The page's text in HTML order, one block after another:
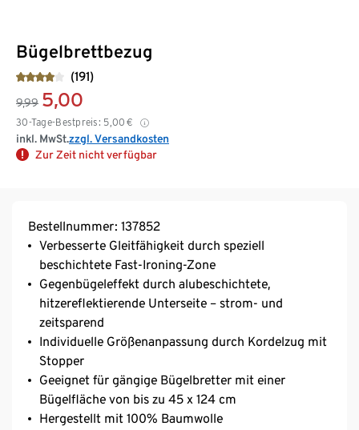
Bügelbrettbezug
(191)
9,99 5,00
30-Tage-Bestpreis: 5,00 €
inkl. MwSt.zzgl. Versandkosten
Zur Zeit nicht verfügbar
Bestellnummer: 137852
Verbesserte Gleitfähigkeit durch speziell
beschichtete Fast-Ironing-Zone
Gegenbügeleffekt durch alubeschichtete,
hitzereflektierende Unterseite – strom- und
zeitsparend
Individuelle Größenanpassung durch Kordelzug mit
Stopper
Geeignet für gängige Bügelbretter mit einer
Bügelfläche von bis zu 45 x 124 cm
Hergestellt mit 100% Baumwolle